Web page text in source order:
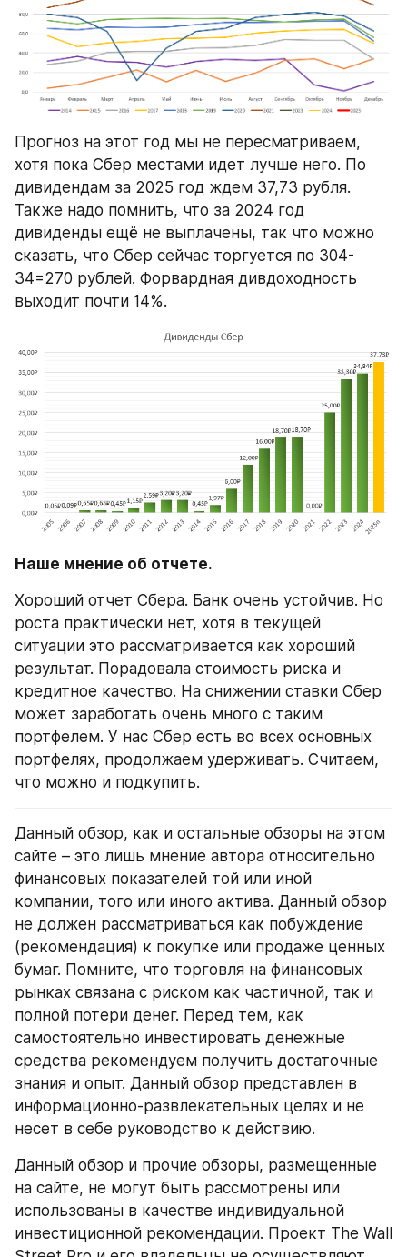
Прогноз на этот год мы не пересматриваем,
хотя пока Сбер местами идет лучше него. По
дивидендам за 2025 год ждем 37,73 рубля.
Также надо помнить, что за 2024 год
дивиденды ещё не выплачены, так что можно
сказать, что Сбер сейчас торгуется по 304-
34=270 рублей. Форвардная дивдоходность
выходит почти 14%.
Наше мнение об отчете.
Хороший отчет Сбера. Банк очень устойчив. Но
роста практически нет, хотя в текущей
ситуации это рассматривается как хороший
результат. Порадовала стоимость риска и
кредитное качество. На снижении ставки Сбер
может заработать очень много с таким
портфелем. У нас Сбер есть во всех основных
портфелях, продолжаем удерживать. Считаем,
что можно и подкупить.
Данный обзор, как и остальные обзоры на этом
сайте – это лишь мнение автора относительно
финансовых показателей той или иной
компании, того или иного актива. Данный обзор
не должен рассматриваться как побуждение
(рекомендация) к покупке или продаже ценных
бумаг. Помните, что торговля на финансовых
рынках связана с риском как частичной, так и
полной потери денег. Перед тем, как
самостоятельно инвестировать денежные
средства рекомендуем получить достаточные
знания и опыт. Данный обзор представлен в
информационно-развлекательных целях и не
несет в себе руководство к действию.
Данный обзор и прочие обзоры, размещенные
на сайте, не могут быть рассмотрены или
использованы в качестве индивидуальной
инвестиционной рекомендации. Проект The Wall